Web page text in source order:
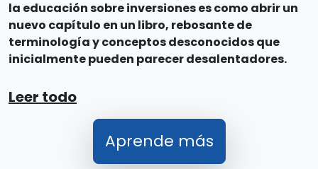
la educación sobre inversiones es como abrir un
nuevo capítulo en un libro, rebosante de
terminología y conceptos desconocidos que
inicialmente pueden parecer desalentadores.
Leer todo
Aprende más